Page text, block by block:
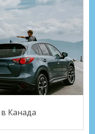
Канада